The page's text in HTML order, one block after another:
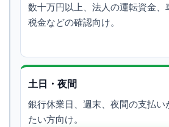
数十万円以上、法人の運転資金、
税金などの確認向け。
土日・夜間
銀行休業日、週末、夜間の支払い
たい方向け。